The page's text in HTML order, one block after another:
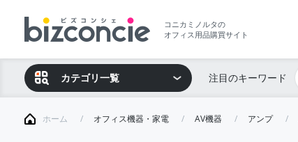
コニカミノルタの
オフィス用品購買サイト
カテゴリ一覧 注目のキーワード
ホーム オフィス機器・家電 AV機器 アンプ